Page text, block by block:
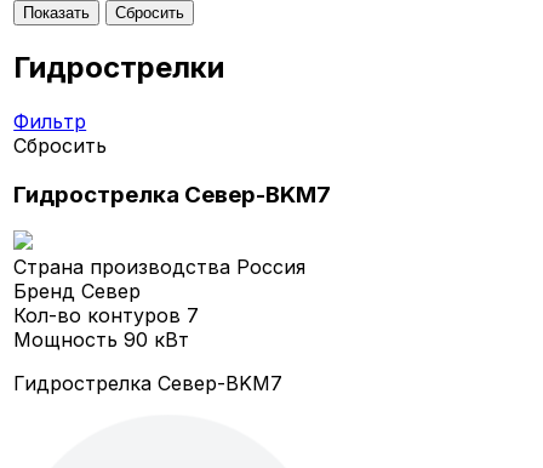
Гидрострелки
Фильтр
Сбросить
Гидрострелка Север-BKМ7
Страна производства Россия
БрендСевер
Кол-во контуров 7
Мощность90 кВт
Гидрострелка Север-BKМ7